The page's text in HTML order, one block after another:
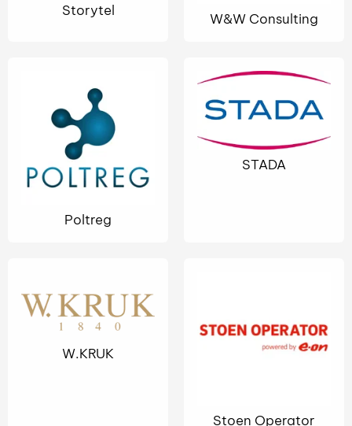
Storytel
W&W Consulting
Poltreg
STADA
W.KRUK
Stoen Operator